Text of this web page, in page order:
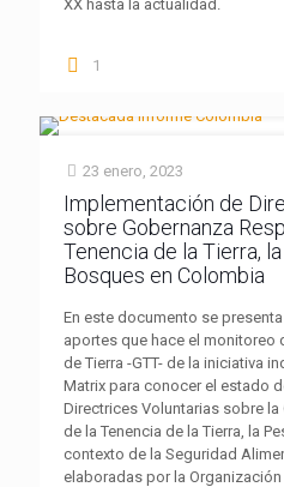
XX hasta la actualidad.
1
23 enero, 2023
Implementación de
sobre Gobernanza
Tenencia de la Tierra,
Bosques en Colombia
En este documento se
aportes que hace el monitoreo
de Tierra -GTT- de la iniciativa
Matrix para conocer el estado
Directrices Voluntarias sobre
de la Tenencia de la Tierra, la
contexto de la Seguridad
elaboradas por la